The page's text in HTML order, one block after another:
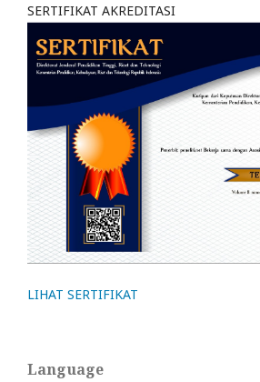
SERTIFIKAT AKREDITASI
LIHAT SERTIFIKAT
Language